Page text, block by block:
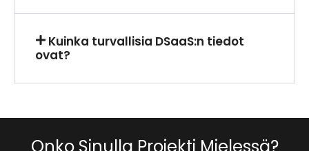
Kuinka turvallisia DSaaS:n tiedot
ovat?